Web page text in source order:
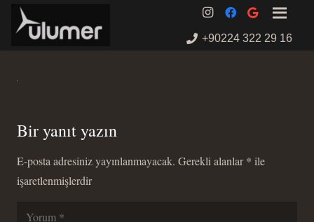
+90224 322 29 16
Bir yanıt yazın
E-posta adresiniz yayınlanmayacak. Gerekli alanlar* ile
işaretlenmişlerdir